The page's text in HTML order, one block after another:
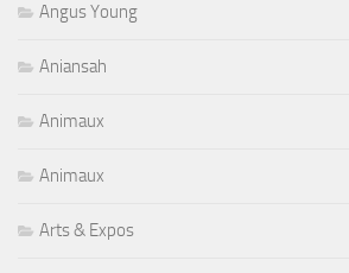
Angus Young
Aniansah
Animaux
Animaux
Arts & Expos